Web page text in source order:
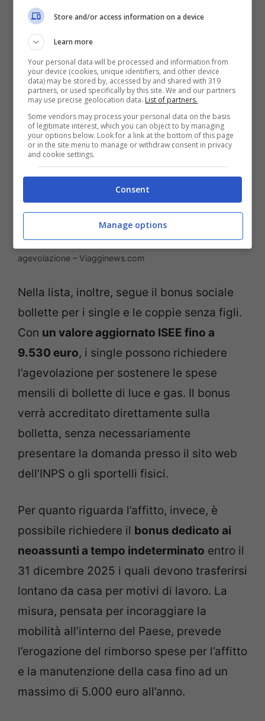
richiesta fino a 2.000 euro ai lavoratori
dipendenti con figli, mentre si ferma a
1.000 euro per i single.
Costi da single: da oggi puoi richiedere questa
agevolazione – Viagginews.com
Nella lista, inoltre, segue il bonus sociale
bollette per i single e le coppie senza figli.
Con un valore aggiornato ISEE fino a
9.530 euro, i single possono richiedere
l’agevolazione per sostenere le spese
mensili di bollette di luce e gas. Il bonus
verrà accreditato direttamente sulla
bolletta, senza necessariamente
presentare la domanda presso il sito web
dell’INPS o gli sportelli fisici.
Per quanto riguarda l’affitto, invece, è
possibile richiedere il bonus dedicato ai
neoassunti a tempo indeterminato entro il
31 dicembre 2025 i quali devono trasferirsi
lontano da casa per motivi di lavoro. La
misura, pensata per incoraggiare la
mobilità all’interno del Paese, prevede
l’erogazione del rimborso spese per l’affitto
e la manutenzione della casa fino ad un
massimo di 5.000 euro all’anno.
Store and/or access information on a device
Learn more
Your personal data will be processed and information from
your device (cookies, unique identifiers, and other device
data) may be stored by, accessed by and shared with 319
partners, or used specifically by this site. We and our partners
may use precise geolocation data. List of partners.
Some vendors may process your personal data on the basis
of legitimate interest, which you can object to by managing
your options below. Look for a link at the bottom of this page
or in the site menu to manage or withdraw consent in privacy
and cookie settings.
Consent
Manage options